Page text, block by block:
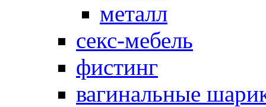
металл
секс-мебель
фистинг
вагинальные